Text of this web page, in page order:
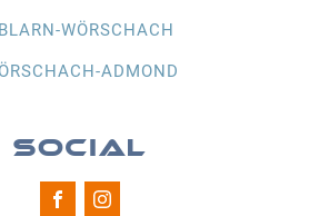
WÖRSCHACH
ADMOND
SOCIAL